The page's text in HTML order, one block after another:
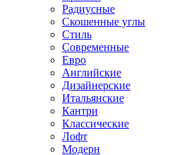
Радиусные
Скошенные углы
Стиль
Современные
Евро
Английские
Дизайнерские
Итальянские
Кантри
Классические
Лофт
Модерн